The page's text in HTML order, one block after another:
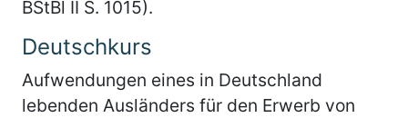
BStBl II S. 1015).
Deutschkurs
Aufwendungen eines in Deutschland
lebenden Ausländers für den Erwerb von